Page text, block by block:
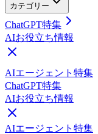
カテゴリー
ChatGPT特集
AIお役立ち情報
AIエージェント特集
ChatGPT特集
AIお役立ち情報
AIエージェント特集